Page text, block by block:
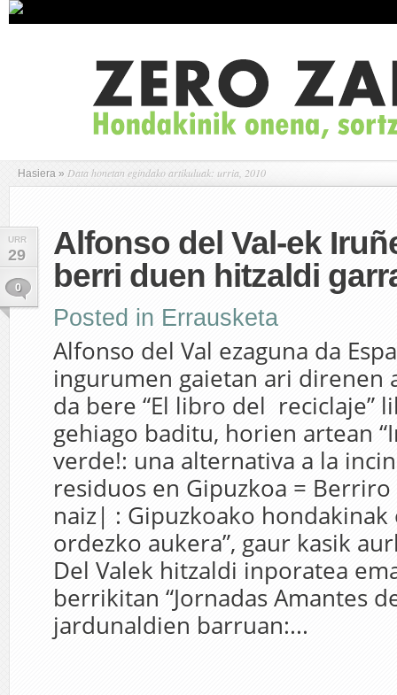
Hasiera » Data honetan egindako artikuluak: urria, 2010
URR
29
0
Alfonso del Val-ek
berri duen hitzaldi
Posted in Errausketa
Alfonso del Val ezaguna da
ingurumen gaietan ari direnen
da bere “El libro del reciclaje”
gehiago baditu, horien artean
verde!: una alternativa a la
residuos en Gipuzkoa =
naiz| : Gipuzkoako
ordezko aukera”, gaur kasik
Del Valek hitzaldi inporatea
berrikitan “Jornadas Amantes
jardunaldien barruan:...